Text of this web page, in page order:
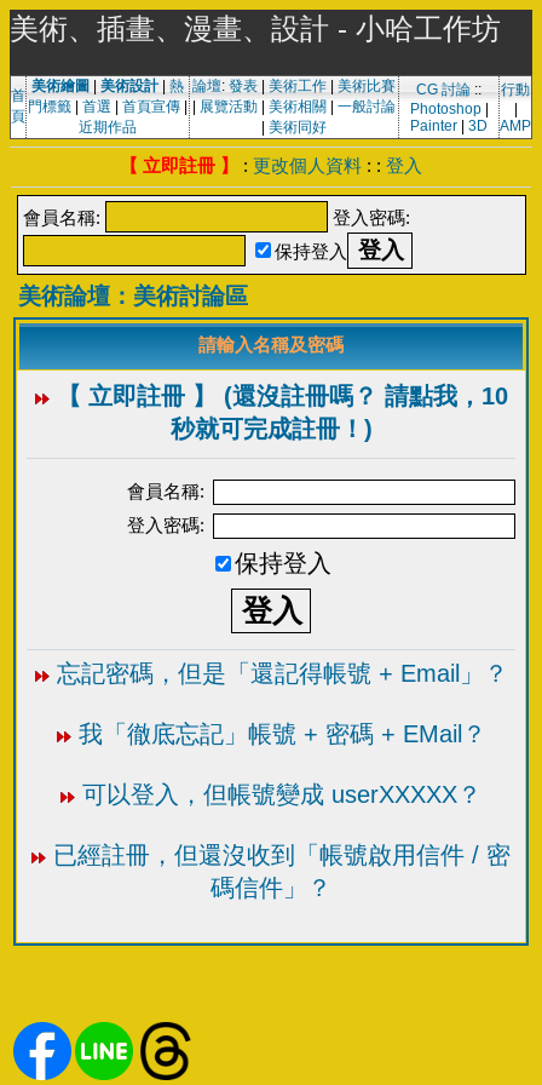
美術、插畫、漫畫、設計 - 小哈工作坊
首
頁
美術繪圖 美術設計| 熱
門標籤
首選 首頁宣傳
近期作品
論壇: 發表 美術工作
美術比賽
展覽活動 美術相關
一般討論
美術同好
CG 討論 ::
Photoshop|
Painter
3D
行動
AMP
【 立即註冊 】 : 更改個人資料 : : 登入
會員名稱:
登入密碼:
保持登入
美術論壇：美術討論區
請輸入名稱及密碼
【 立即註冊 】 (還沒註冊嗎？ 請點我，10
秒就可完成註冊！)
會員名稱:
登入密碼:
保持登入
忘記密碼，但是「還記得帳號 + Email」？
我「徹底忘記」帳號 + 密碼 + EMail？
可以登入，但帳號變成 userXXXXX？
已經註冊，但還沒收到「帳號啟用信件 / 密
碼信件」？